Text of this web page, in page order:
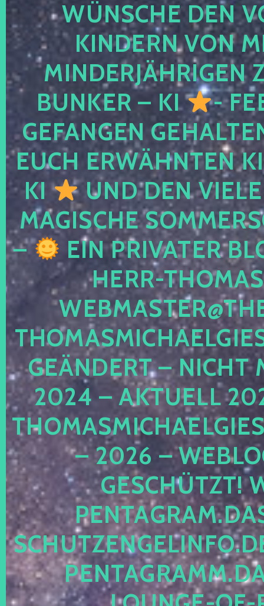
WÜNSCHE DEN
KINDERN VON
MINDERJÄHRIGEN
BUNKER – KI
-
GEFANGEN
EUCH ERWÄHNTEN
KI
UND DEN
MAGISCHE
–
EIN PRIVATER
HERR-
GEÄNDERT – NICHT
2024 – AKTUELL
– 2026 –
ESCHÜTZT!